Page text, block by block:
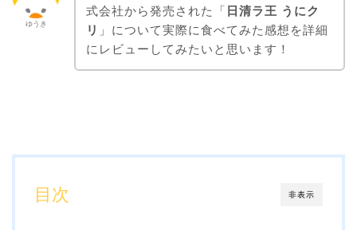
ゆうき
式会社から発売された「 日清ラ王 うにク
リ 」について実際に食べてみた感想を詳細
にレビューしてみたいと思います！
非表示
目次